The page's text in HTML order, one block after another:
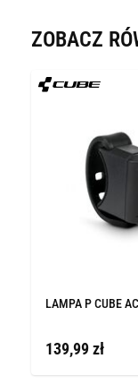
ZOBACZ
LAMPA P CUBE
139,99 zł